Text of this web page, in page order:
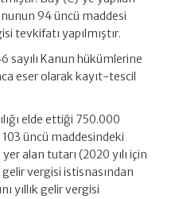
94 üncü maddesi
tevkifatı yapılmıştır.
sayılı Kanun hükümlerine
eser olarak kayıt-tescil
elde ettiği 750.000
103 üncü maddesindeki
alan tutarı (2020 yılı için
vergisi istisnasından
yıllık gelir vergisi